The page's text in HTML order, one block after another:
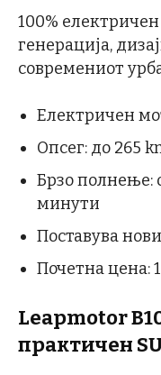
100%
генерација,
современиот
Електричен
Опсег: до 265
Брзо полнење:
минути
Поставува
Почетна цена:
Leapmotor
практичен